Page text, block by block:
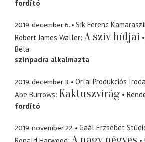
fordító
2019. december 6.
Sík Ferenc
Robert James Waller A szív hídjai
Béla
színpadra alkalmazta
2019. december 3.
Orlai Produkciós Iroda
Abe Burrows Kaktuszvirág
fordító
2019. november 22.
Gaál Erzsébet